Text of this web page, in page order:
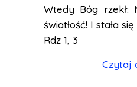
Wtedy Bóg rzekł:
światłość! I stała się
Rdz 1, 3
Czytaj